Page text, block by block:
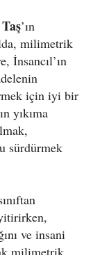
’ın
milimetrik
İnsancıl’ın
için iyi bir
yıkıma
sürdürmek
ve insani
milimetrik